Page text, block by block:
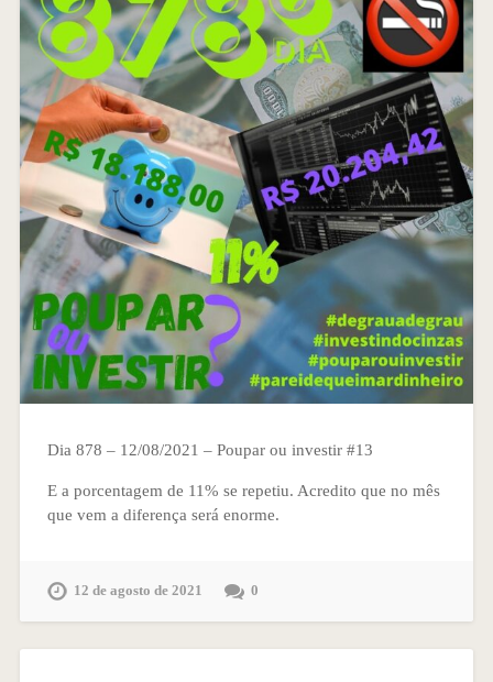
Dia 878 – 12/08/2021 – Poupar ou investir #13
E a porcentagem de 11% se repetiu. Acredito que no mês
que vem a diferença será enorme.
12 de agosto de 2021 0